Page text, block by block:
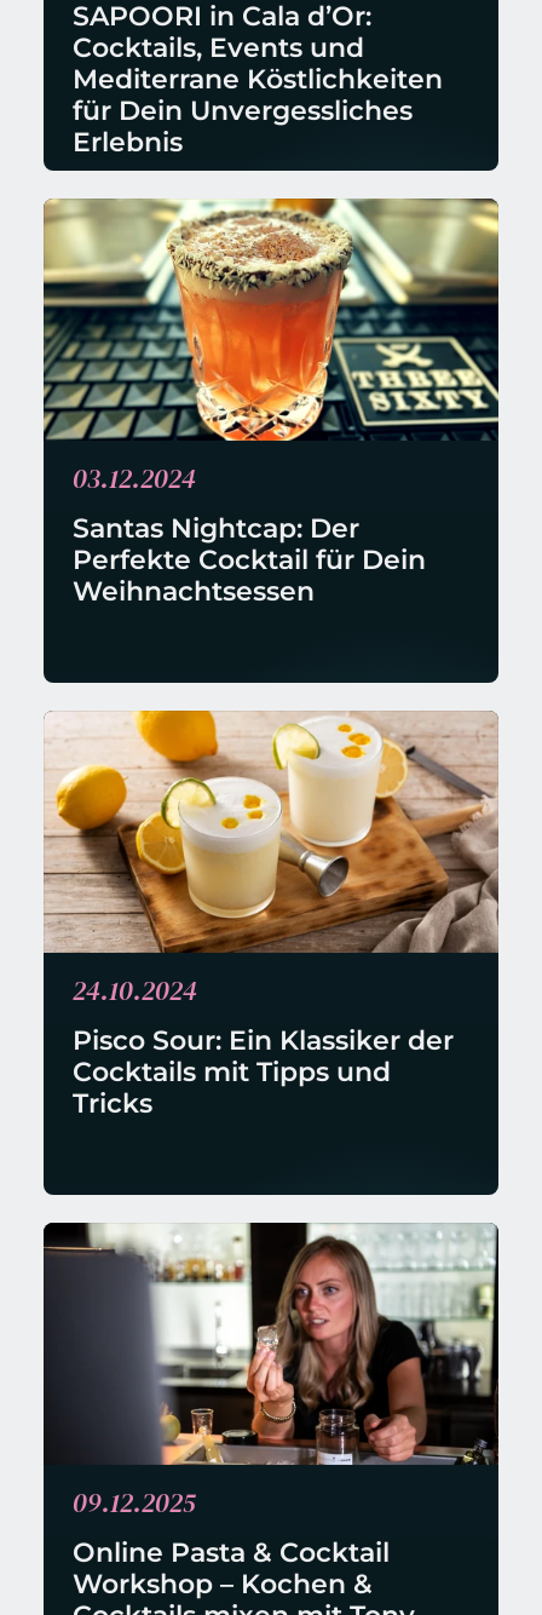
SAPOORI in Cala d’Or:
Cocktails, Events und
Mediterrane Köstlichkeiten
für Dein Unvergessliches
Erlebnis
03.12.2024
Santas Nightcap: Der
Perfekte Cocktail für Dein
Weihnachtsessen
24.10.2024
Pisco Sour: Ein Klassiker der
Cocktails mit Tipps und
Tricks
09.12.2025
Online Pasta & Cocktail
Workshop – Kochen &